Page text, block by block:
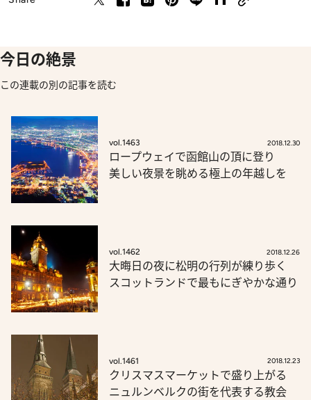
今日の絶景
この連載の別の記事を読む
vol.1463 2018.12.30
ロープウェイで函館山の頂に登り
美しい夜景を眺める極上の年越しを
vol.1462 2018.12.26
大晦日の夜に松明の行列が練り歩く
スコットランドで最もにぎやかな通り
vol.1461 2018.12.23
クリスマスマーケットで盛り上がる
ニュルンベルクの街を代表する教会